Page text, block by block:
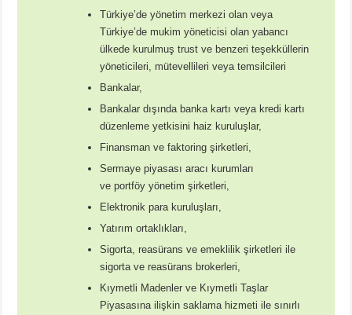
Türkiye’de yönetim merkezi olan veya
Türkiye’de mukim yöneticisi olan yabancı
ülkede kurulmuş trust ve benzeri teşekküllerin
yöneticileri, mütevellileri veya temsilcileri
Bankalar,
Bankalar dışında banka kartı veya kredi kartı
düzenleme yetkisini haiz kuruluşlar,
Finansman ve faktoring şirketleri,
Sermaye piyasası aracı kurumları
ve portföy yönetim şirketleri,
Elektronik para kuruluşları,
Yatırım ortaklıkları,
Sigorta, reasürans ve emeklilik şirketleri ile
sigorta ve reasürans brokerleri,
Kıymetli Madenler ve Kıymetli Taşlar
Piyasasına ilişkin saklama hizmeti ile sınırlı